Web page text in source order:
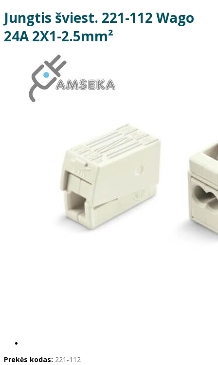
Jungtis šviest. 221-112 Wago
24A 2X1-2.5mm²
Prekės kodas: 221-112